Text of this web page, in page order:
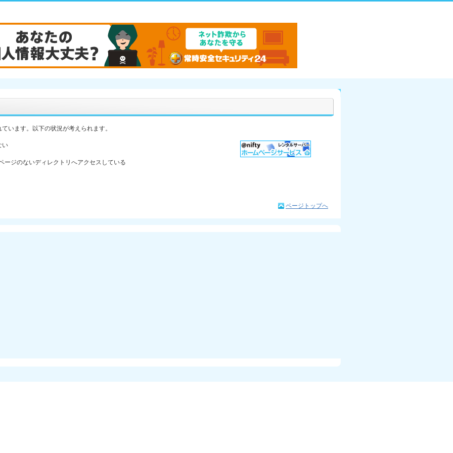
います。以下の状況が考えられます。
い
ージのないディレクトリへアクセスしている
ページトップへ